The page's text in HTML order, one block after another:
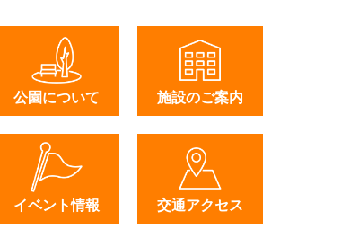
公園について 施設のご案内
イベント情報 交通アクセス